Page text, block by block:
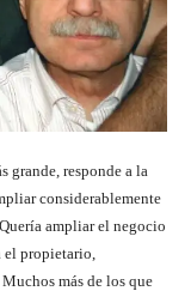
grande, responde a la
considerablemente
ampliar el negocio
el propietario,
más de los que